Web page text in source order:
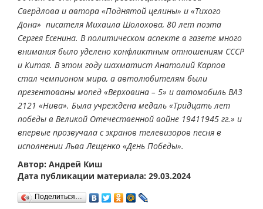
Свердлова и автора «Поднятой целины» и «Тихого
Дона» ­ писателя Михаила Шолохова, 80 лет поэта
Сергея Есенина. В политическом аспекте в газете много
внимания было уделено конфликтным отношениям СССР
и Китая. В этом году шахматист Анатолий Карпов
стал чемпионом мира, а автолюбителям были
презентованы мопед «Верховина – 5» и автомобиль ВАЗ
­2121 «Нива». Была учреждена медаль «Тридцать лет
победы в Великой Отечественной войне 1941­1945 гг.» и
впервые прозвучала с экранов телевизоров песня в
исполнении Льва Лещенко «День Победы».
Автор: Андрей Киш
Дата публикации материала: 29.03.2024
Поделиться…